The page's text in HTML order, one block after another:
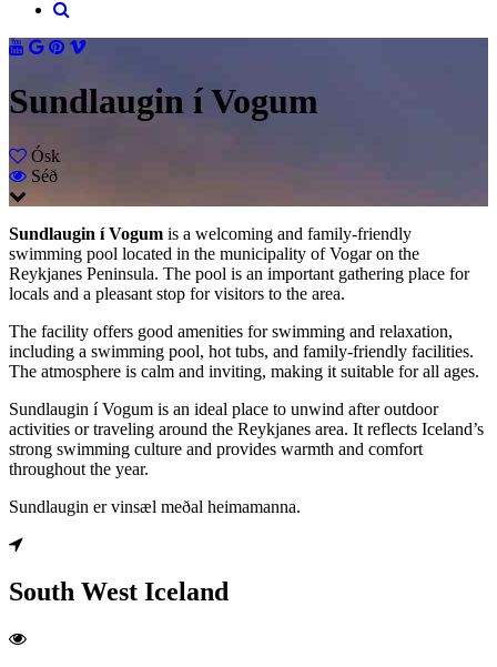
Sundlaugin í Vogum
Ósk
Séð
Sundlaugin í Vogum is a welcoming and family-friendly
swimming pool located in the municipality of Vogar on the
Reykjanes Peninsula. The pool is an important gathering place for
locals and a pleasant stop for visitors to the area.
The facility offers good amenities for swimming and relaxation,
including a swimming pool, hot tubs, and family-friendly facilities.
The atmosphere is calm and inviting, making it suitable for all ages.
Sundlaugin í Vogum is an ideal place to unwind after outdoor
activities or traveling around the Reykjanes area. It reflects Iceland’s
strong swimming culture and provides warmth and comfort
throughout the year.
Sundlaugin er vinsæl meðal heimamanna.
South West Iceland